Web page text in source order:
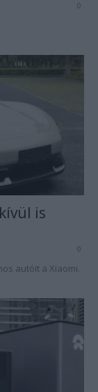
0
is
0
autóit a Xiaomi.